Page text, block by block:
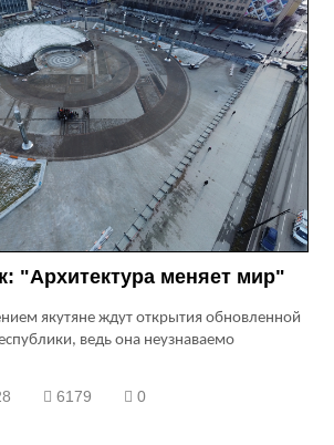
"Архитектура меняет мир"
якутяне ждут открытия обновленной
ведь она неузнаваемо
6179 0